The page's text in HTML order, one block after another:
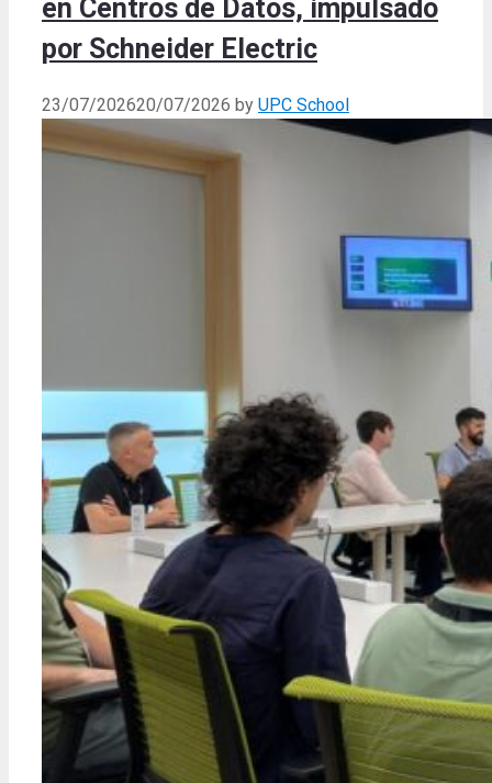
en Centros de Datos, impulsado
por Schneider Electric
23/07/202620/07/2026 by UPC School